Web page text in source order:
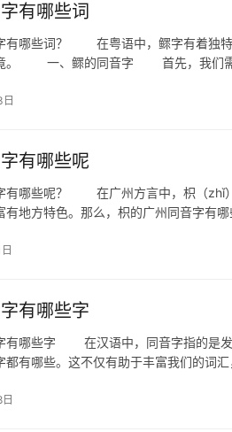
有哪些词
哪些词？ 在粤语中，鳏字有着独特的
竟。 一、鳏的同音字 首先，我们
有哪些呢
哪些呢？ 在广州方言中，枳（zhǐ）
有地方特色。那么，枳的广州同音字有
有哪些字
哪些字 在汉语中，同音字指的是发音
都有哪些。这不仅有助于丰富我们的词